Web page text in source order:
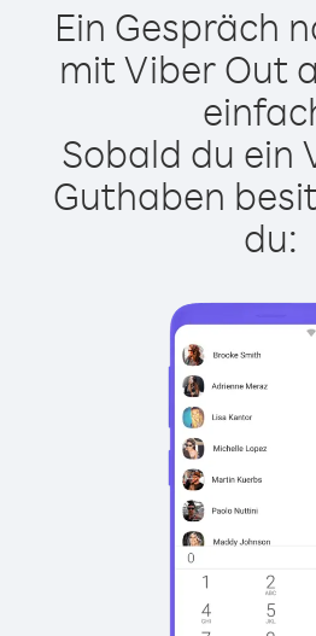
Ein Gespräch
mit Viber Out
Sobald du ein
Guthaben
du: